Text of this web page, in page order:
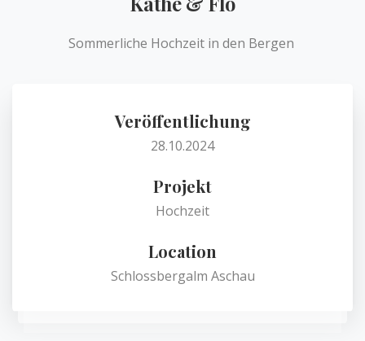
Sommerliche Hochzeit in den Bergen
Veröffentlichung
28.10.2024
Projekt
Hochzeit
Location
Schlossbergalm Aschau